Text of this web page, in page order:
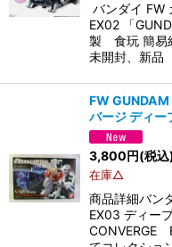
バンダイ FW
EX02 「
製 食玩 簡易
未開封、新品
FW
バージ ディー
3,800円(税込
在庫△
商品詳細バン
EX03 ディー
CONVERGE